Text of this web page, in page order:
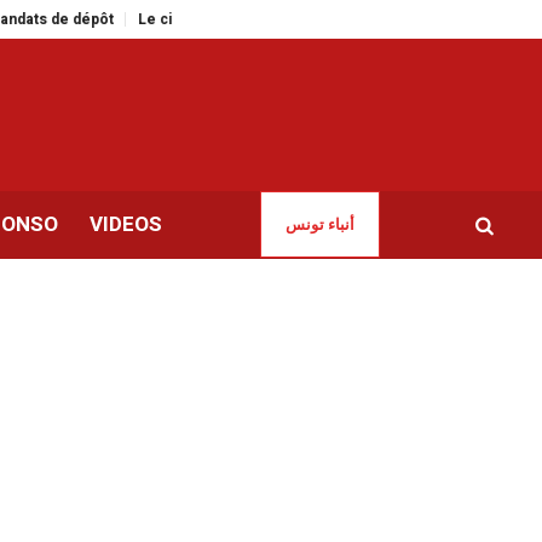
dépôt Le cinéma tunisien en force à la 15ᵉ édition du Festival du film
VIDEOS أنباء تونس